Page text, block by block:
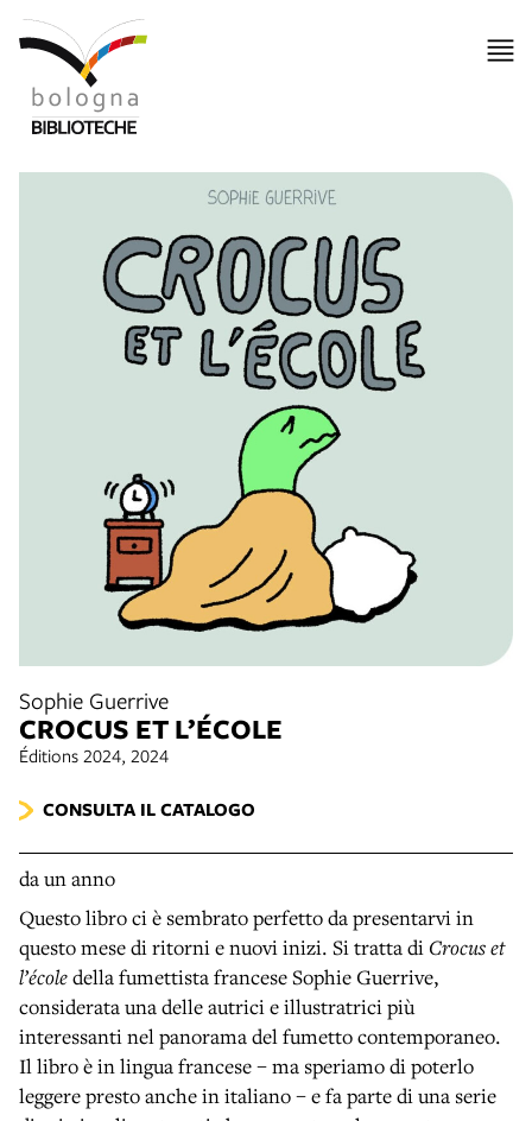
Sophie Guerrive
CROCUS ET L’ÉCOLE
Éditions 2024, 2024
CONSULTA IL CATALOGO
da un anno
Questo libro ci è sembrato perfetto da presentarvi in
questo mese di ritorni e nuovi inizi. Si tratta di Crocus et
l’écoledella fumettista francese Sophie Guerrive,
considerata una delle autrici e illustratrici più
interessanti nel panorama del fumetto contemporaneo.
Il libro è in lingua francese – ma speriamo di poterlo
leggere presto anche in italiano – e fa parte di una serie